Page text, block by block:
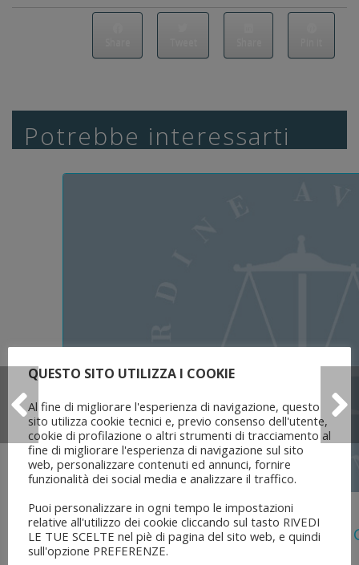
Potrebbe interessarti
5 Agosto 2026
Legge 28 Luglio 2026 N. 137 “delega
Dell’ordinamento Forense”
QUESTO SITO UTILIZZA I COOKIE
Al fine di migliorare l'esperienza di navigazione, questo
sito utilizza cookie tecnici e, previo consenso dell'utente,
cookie di profilazione o altri strumenti di tracciamento al
fine di migliorare l'esperienza di navigazione sul sito
web, personalizzare contenuti ed annunci, fornire
funzionalità dei social media e analizzare il traffico.
Puoi personalizzare in ogni tempo le impostazioni
relative all'utilizzo dei cookie cliccando sul tasto RIVEDI
LE TUE SCELTE nel piè di pagina del sito web, e quindi
sull'opzione PREFERENZE.